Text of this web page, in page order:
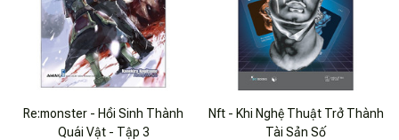
Re:monster - Hồi Sinh Thành
Quái Vật - Tập 3
Nft - Khi Nghệ Thuật Trở Thành
Tài Sản Số